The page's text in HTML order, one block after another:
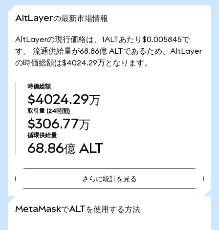
AltLayerの最新市場情報
AltLayerの現行価格は、1ALTあたり$0.005845で
す。 流通供給量が68.86億 ALTであるため、AltLayer
の時価総額は$4024.29万となります。
時価総額
$4024.29万
取引量 (24時間)
$306.77万
循環供給量
68.86億 ALT
さらに統計を見る
MetaMaskでALTを使用する方法